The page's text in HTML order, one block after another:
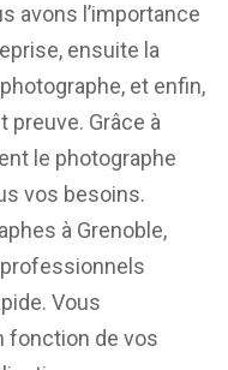
avons l’importance
ensuite la
et enfin,
preuve. Grâce à
le photographe
vos besoins.
à Grenoble,
Vous
fonction de vos